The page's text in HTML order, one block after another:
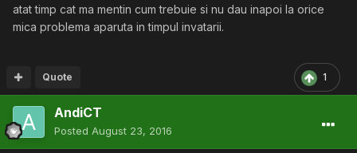
atat timp cat ma mentin cum trebuie si nu dau inapoi la orice
mica problema aparuta in timpul invatarii.
1
Quote
AndiCT
Posted August 23, 2016